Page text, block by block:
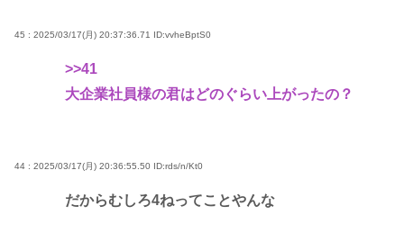
45 : 2025/03/17(月) 20:37:36.71 ID:vvheBptS0
>>41
大企業社員様の君はどのぐらい上がったの？
44 : 2025/03/17(月) 20:36:55.50 ID:rds/n/Kt0
だからむしろ4ねってことやんな